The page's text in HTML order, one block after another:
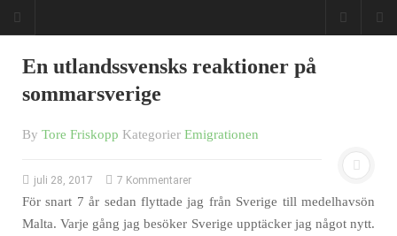
En utlandssvensks reaktioner på
sommarsverige
By Tore Friskopp Kategorier Emigrationen
juli 28, 2017 7 Kommentarer
För snart 7 år sedan flyttade jag från Sverige till medelhavsön
Malta. Varje gång jag besöker Sverige upptäcker jag något nytt.